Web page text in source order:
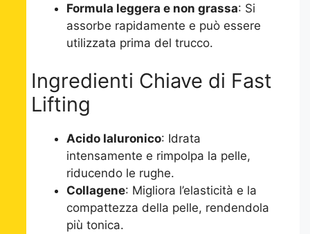
Formula leggera e non grassa: Si
assorbe rapidamente e può essere
utilizzata prima del trucco.
Ingredienti Chiave di Fast
Lifting
Acido Ialuronico: Idrata
intensamente e rimpolpa la pelle,
riducendo le rughe.
Collagene: Migliora l’elasticità e la
compattezza della pelle, rendendola
più tonica.